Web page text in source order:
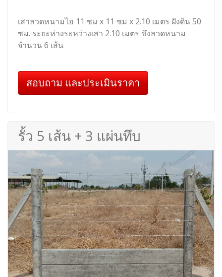
เสาลวดหนามไอ 11 ซม x 11 ซม x 2.10 เมตร ฝังดิน 50
ซม. ระยะห่างระหว่างเสา 2.10 เมตร ขึงลวดหนาม
จำนวน 6 เส้น
สอบถาม และประเมินราคา
รั้ว 5 เส้น + 3 แผ่นทึบ